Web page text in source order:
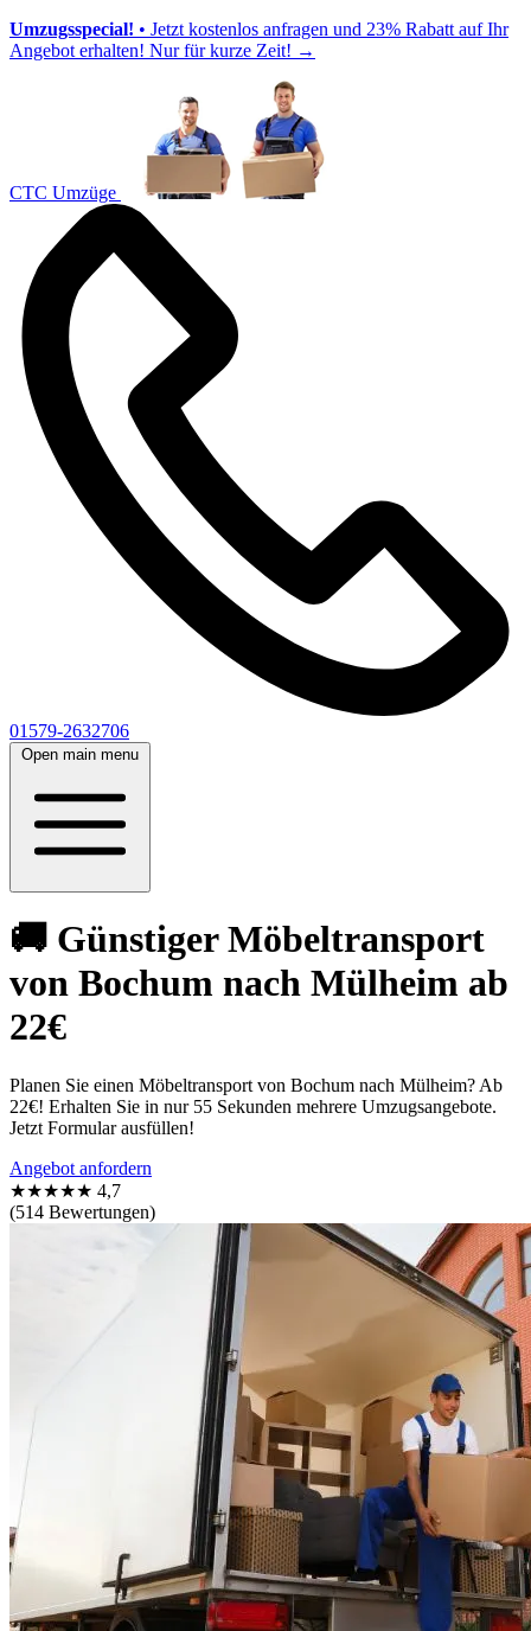
Umzugsspecial! • Jetzt kostenlos anfragen und 23% Rabatt auf Ihr
Angebot erhalten! Nur für kurze Zeit! →
CTC Umzüge
01579-2632706
Open main menu
🚚 Günstiger Möbeltransport
von Bochum nach Mülheim ab
22€
Planen Sie einen Möbeltransport von Bochum nach Mülheim? Ab
22€! Erhalten Sie in nur 55 Sekunden mehrere Umzugsangebote.
Jetzt Formular ausfüllen!
Angebot anfordern
★★★★★ 4,7
(514 Bewertungen)